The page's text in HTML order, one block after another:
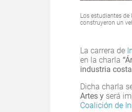
Los estudiantes de
construyeron un
La carrera de
en la charla
industria
Dicha charla
Artes y será
Coalición de